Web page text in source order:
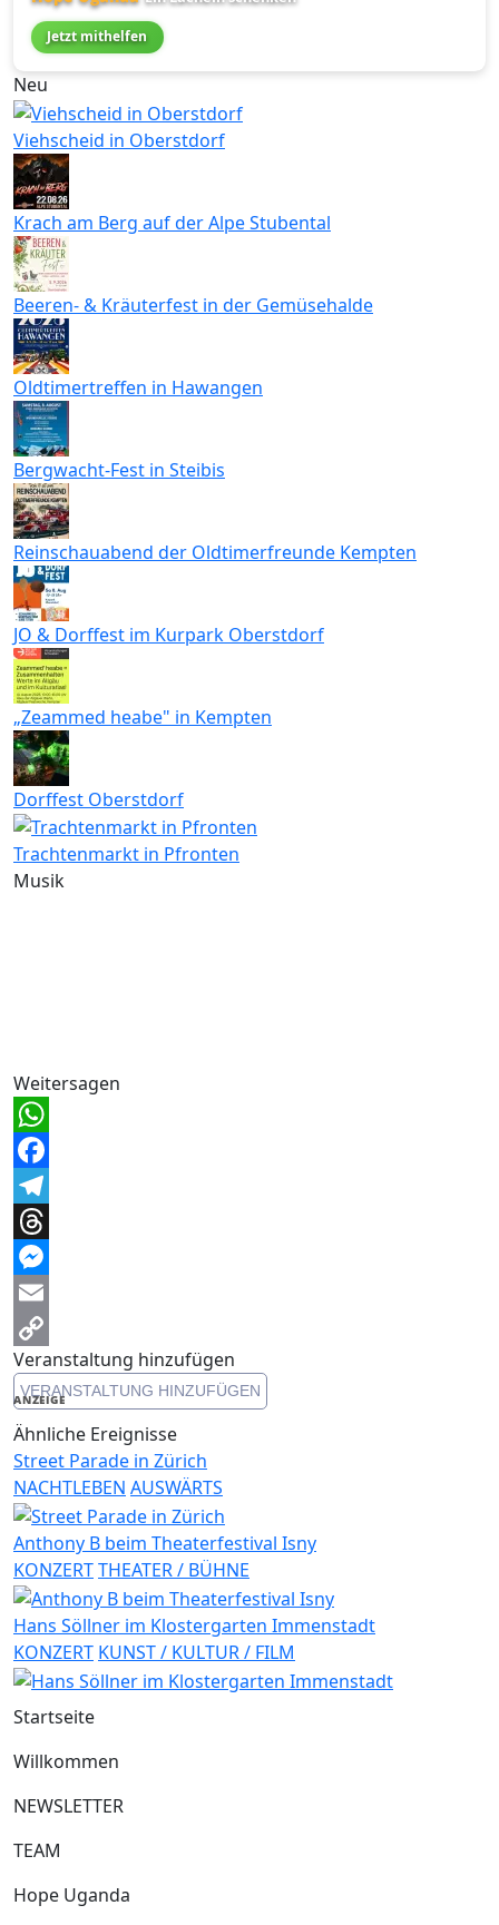
Jetzt mithelfen
Neu
Viehscheid in Oberstdorf
Krach am Berg auf der Alpe Stubental
Beeren- & Kräuterfest in der Gemüsehalde
Oldtimertreffen in Hawangen
Bergwacht-Fest in Steibis
Reinschauabend der Oldtimerfreunde Kempten
JO & Dorffest im Kurpark Oberstdorf
„Zeammed heabe" in Kempten
Dorffest Oberstdorf
Trachtenmarkt in Pfronten
Musik
Weitersagen
WhatsApp
Facebook
Telegram
Threads
Messenger
Email
Copy
Link
Veranstaltung hinzufügen
VERANSTALTUNG HINZUFÜGEN
ANZEIGE
Ähnliche Ereignisse
Street Parade in Zürich
NACHTLEBEN AUSWÄRTS
Anthony B beim Theaterfestival Isny
KONZERTTHEATER / BÜHNE
Hans Söllner im Klostergarten Immenstadt
KONZERT KUNST / KULTUR / FILM
Startseite
Willkommen
NEWSLETTER
TEAM
Hope Uganda